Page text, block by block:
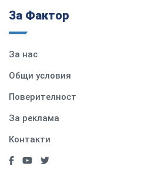
За Фактор
За нас
Общи условия
Поверителност
За реклама
Контакти